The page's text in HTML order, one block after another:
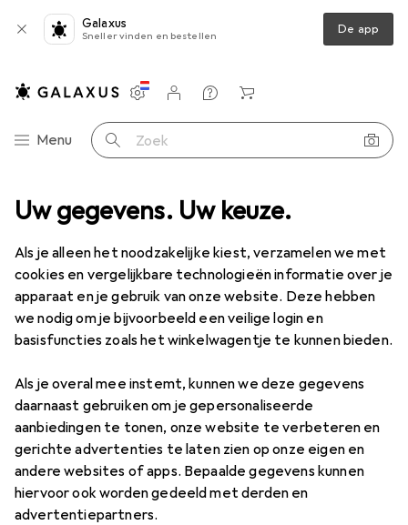
Uw gegevens. Uw keuze.
Als je alleen het noodzakelijke kiest, verzamelen we met
cookies en vergelijkbare technologieën informatie over je
apparaat en je gebruik van onze website. Deze hebben
we nodig om je bijvoorbeeld een veilige login en
basisfuncties zoals het winkelwagentje te kunnen bieden.
Als je overal mee instemt, kunnen we deze gegevens
daarnaast gebruiken om je gepersonaliseerde
aanbiedingen te tonen, onze website te verbeteren en
gerichte advertenties te laten zien op onze eigen en
andere websites of apps. Bepaalde gegevens kunnen
hiervoor ook worden gedeeld met derden en
advertentiepartners.
Galaxus
Sneller vinden en bestellen De app
Categorie navigatie
Menu Zoek op
Instellingen
Klantenaccount
Produktvergelijking
Verlanglijstje
Winkelmandje
Camping Tent Easy Camp Spirit 200 Tent
Easy Camp Spirit 200 Tent
Tunnel tent, 2.90 kg, 2 personen
Accessoires voor Easy Camp
Spirit 200 Tent
Vind bijpassende accessoires voor de Easy Camp Spirit
200 Tent.
Relevantie
Productlijst